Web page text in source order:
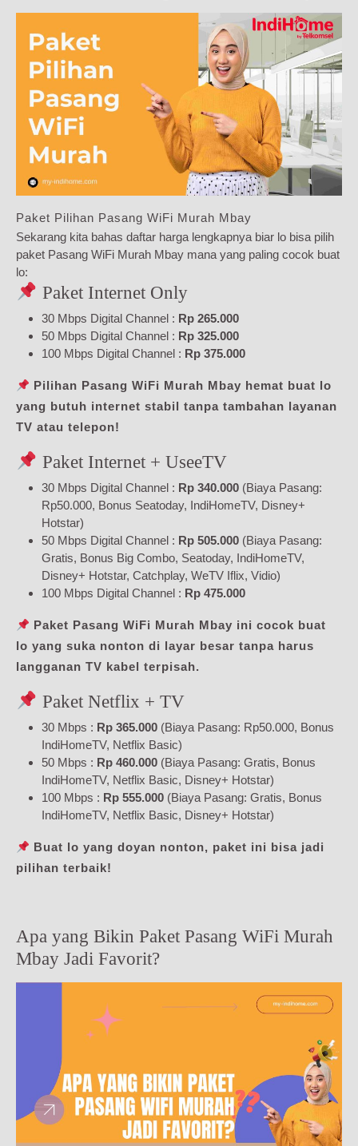
Paket Pilihan Pasang WiFi Murah Mbay
Sekarang kita bahas daftar harga lengkapnya biar lo bisa pilih
paket Pasang WiFi Murah Mbay mana yang paling cocok buat
lo:
Paket Internet Only
30 Mbps Digital Channel : Rp 265.000
50 Mbps Digital Channel : Rp 325.000
100 Mbps Digital Channel : Rp 375.000
Pilihan Pasang WiFi Murah Mbay hemat buat lo
yang butuh internet stabil tanpa tambahan layanan
TV atau telepon!
Paket Internet + UseeTV
30 Mbps Digital Channel : Rp 340.000 (Biaya Pasang:
Rp50.000, Bonus Seatoday, IndiHomeTV, Disney+
Hotstar)
50 Mbps Digital Channel : Rp 505.000 (Biaya Pasang:
Gratis, Bonus Big Combo, Seatoday, IndiHomeTV,
Disney+ Hotstar, Catchplay, WeTV Iflix, Vidio)
100 Mbps Digital Channel : Rp 475.000
Paket Pasang WiFi Murah Mbay ini cocok buat
lo yang suka nonton di layar besar tanpa harus
langganan TV kabel terpisah.
Paket Netflix + TV
30 Mbps : Rp 365.000 (Biaya Pasang: Rp50.000, Bonus
IndiHomeTV, Netflix Basic)
50 Mbps : Rp 460.000 (Biaya Pasang: Gratis, Bonus
IndiHomeTV, Netflix Basic, Disney+ Hotstar)
100 Mbps : Rp 555.000 (Biaya Pasang: Gratis, Bonus
IndiHomeTV, Netflix Basic, Disney+ Hotstar)
Buat lo yang doyan nonton, paket ini bisa jadi
pilihan terbaik!
Apa yang Bikin Paket Pasang WiFi Murah
Mbay Jadi Favorit?